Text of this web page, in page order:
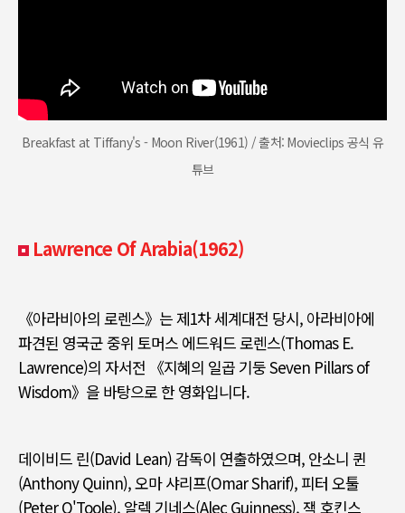
Breakfast at Tiffany's - Moon River(1961) / 출처: Movieclips 공식 유
튜브
Lawrence Of Arabia(1962)
《아라비아의 로렌스》 는 제1차 세계대전 당시, 아라비아에
파견된 영국군 중위 토머스 에드워드 로렌스(Thomas E.
Lawrence)의 자서전 《지혜의 일곱 기둥Seven Pillars of
Wisdom》 을 바탕으로 한 영화입니다.
데이비드 린(David Lean) 감독이 연출하였으며, 안소니 퀸
(Anthony Quinn),오마 샤리프(Omar Sharif), 피터 오툴
(Peter O'Toole), 알렉 기네스(Alec Guinness), 잭 호킨스